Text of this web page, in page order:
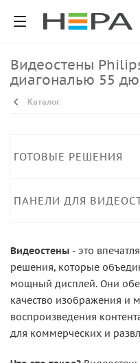
Видеостены Philips из панелей с
диагональю 55
Каталог
ГОТОВЫЕ РЕШЕНИЯ
ПАНЕЛИ ДЛЯ
Видеостены - это
решения, которые
мощный дисплей. Они
качество изображения и
воспроизведения
для коммерческих и